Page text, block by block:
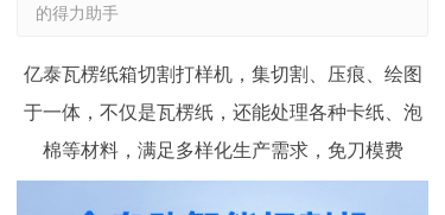
的得力助手
亿泰瓦楞纸箱切割打样机，集切割、压痕、绘图
于一体，不仅是瓦楞纸，还能处理各种卡纸、泡
棉等材料，满足多样化生产需求，免刀模费